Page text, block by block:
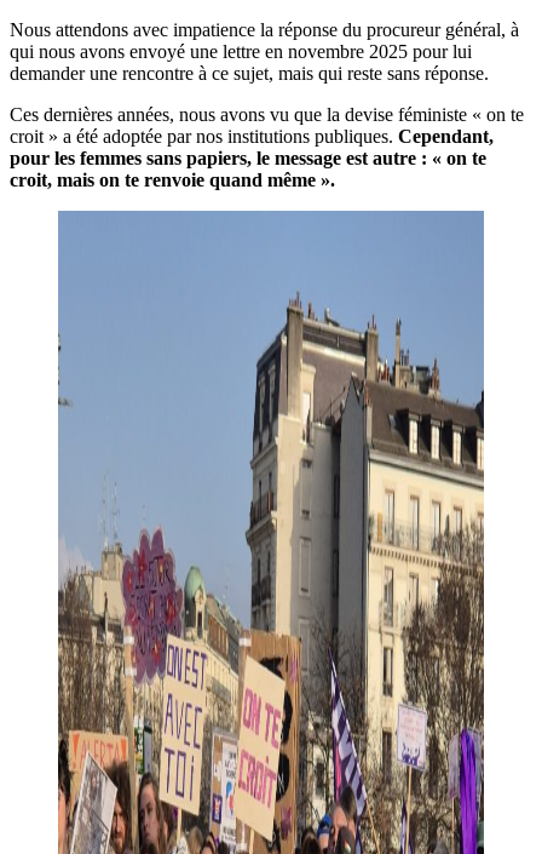
Nous attendons avec impatience la réponse du procureur général, à
qui nous avons envoyé une lettre en novembre 2025 pour lui
demander une rencontre à ce sujet, mais qui reste sans réponse.
Ces dernières années, nous avons vu que la devise féministe « on te
croit » a été adoptée par nos institutions publiques. Cependant,
pour les femmes sans papiers, le message est autre : « on te
croit, mais on te renvoie quand même ».